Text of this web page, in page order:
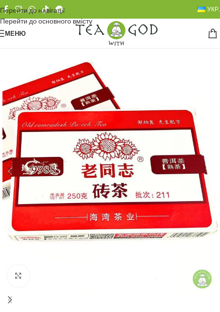
Перейти до навігації
Перейти до основного вмісту
УКР.
МЕНЮ